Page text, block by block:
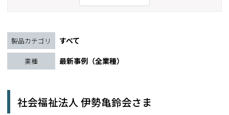
製品カテゴリ すべて
業種 最新事例（全業種）
社会福祉法人 伊勢亀鈴会さま